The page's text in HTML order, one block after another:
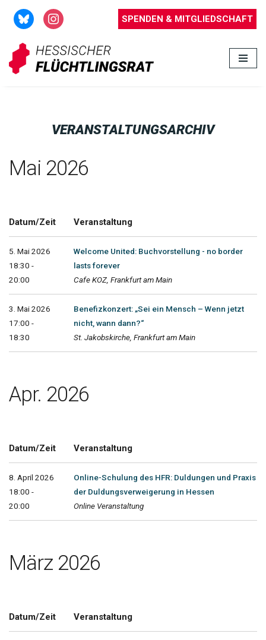
Zum
Inhalt
springen
SPENDEN & MITGLIEDSCHAFT
VERANSTALTUNGSARCHIV
Mai 2026
Datum/Zeit Veranstaltung
5. Mai 2026
18:30 -
20:00
Welcome United: Buchvorstellung - no border
lasts forever
Cafe KOZ, Frankfurt am Main
3. Mai 2026
17:00 -
18:30
Benefizkonzert: „Sei ein Mensch – Wenn jetzt
nicht, wann dann?“
St. Jakobskirche, Frankfurt am Main
Apr. 2026
Datum/Zeit Veranstaltung
8. April 2026
18:00 -
20:00
Online-Schulung des HFR: Duldungen und Praxis
der Duldungsverweigerung in Hessen
Online Veranstaltung
März 2026
Datum/Zeit Veranstaltung